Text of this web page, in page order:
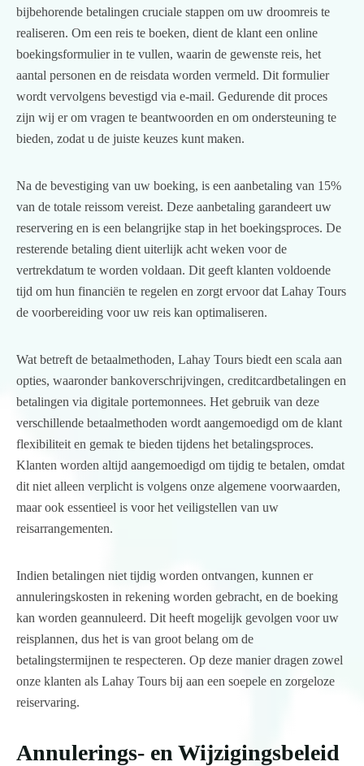
bijbehorende betalingen cruciale stappen om uw droomreis te
realiseren. Om een reis te boeken, dient de klant een online
boekingsformulier in te vullen, waarin de gewenste reis, het
aantal personen en de reisdata worden vermeld. Dit formulier
wordt vervolgens bevestigd via e-mail. Gedurende dit proces
zijn wij er om vragen te beantwoorden en om ondersteuning te
bieden, zodat u de juiste keuzes kunt maken.
Na de bevestiging van uw boeking, is een aanbetaling van 15%
van de totale reissom vereist. Deze aanbetaling garandeert uw
reservering en is een belangrijke stap in het boekingsproces. De
resterende betaling dient uiterlijk acht weken voor de
vertrekdatum te worden voldaan. Dit geeft klanten voldoende
tijd om hun financiën te regelen en zorgt ervoor dat Lahay Tours
de voorbereiding voor uw reis kan optimaliseren.
Wat betreft de betaalmethoden, Lahay Tours biedt een scala aan
opties, waaronder bankoverschrijvingen, creditcardbetalingen en
betalingen via digitale portemonnees. Het gebruik van deze
verschillende betaalmethoden wordt aangemoedigd om de klant
flexibiliteit en gemak te bieden tijdens het betalingsproces.
Klanten worden altijd aangemoedigd om tijdig te betalen, omdat
dit niet alleen verplicht is volgens onze algemene voorwaarden,
maar ook essentieel is voor het veiligstellen van uw
reisarrangementen.
Indien betalingen niet tijdig worden ontvangen, kunnen er
annuleringskosten in rekening worden gebracht, en de boeking
kan worden geannuleerd. Dit heeft mogelijk gevolgen voor uw
reisplannen, dus het is van groot belang om de
betalingstermijnen te respecteren. Op deze manier dragen zowel
onze klanten als Lahay Tours bij aan een soepele en zorgeloze
reiservaring.
Annulerings- en Wijzigingsbeleid